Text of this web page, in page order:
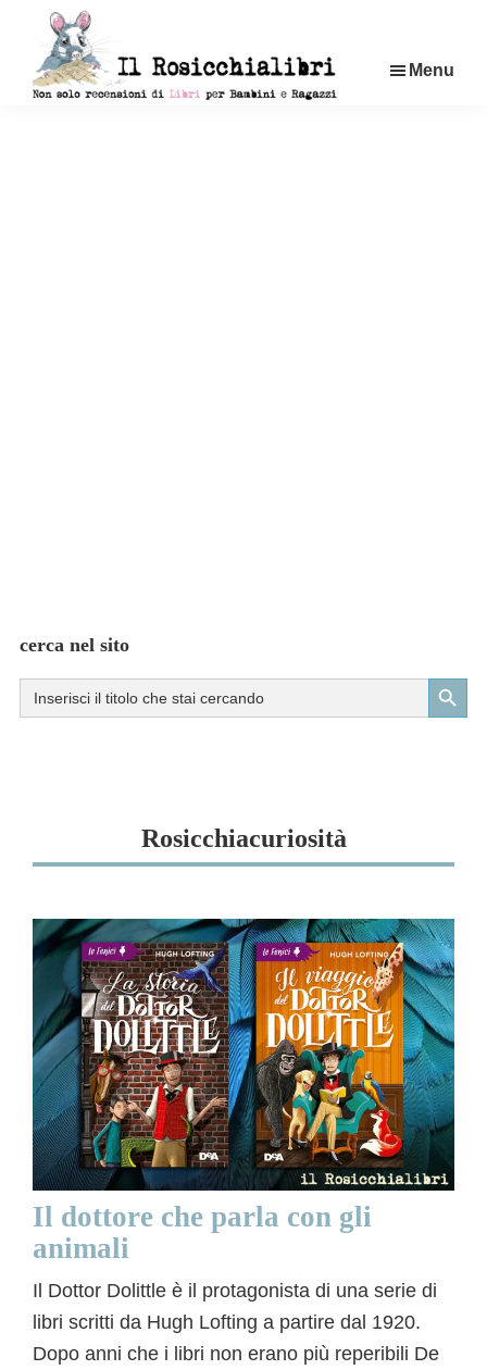
contenuto
Menu
cerca nel sito
Search
for:
Search Button
Rosicchiacuriosità
Il dottore che parla con gli
animali
Il Dottor Dolittle è il protagonista di una serie di
libri scritti da Hugh Lofting a partire dal 1920.
Dopo anni che i libri non erano più reperibili De